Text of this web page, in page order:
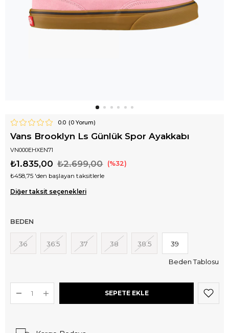
0.0 (0Yorum)
Vans Brooklyn Ls Günlük Spor Ayakkabı
VN000EHXEN71
₺2.699,00
₺1.835,00 32
₺458,75 'den başlayan taksitlerle
Diğer taksit seçenekleri
BEDEN
36 36.5 37 38 38.5 39
Beden Tablosu